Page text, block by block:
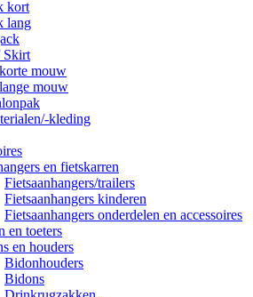
kort
lang
Skirt
mouw
mouw
kleding
en fietskarren
Fietsaanhangers/trailers
Fietsaanhangers kinderen
Fietsaanhangers onderdelen en accessoires
en toeters
en houders
Bidonhouders
Bidons